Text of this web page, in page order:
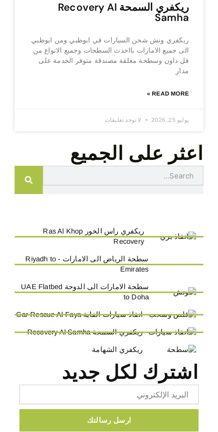
ريكفري السمحة Recovery Al
Samha
ريكفري ونش شحن السيارات في ابوظبي ومن ابوظبي
الى جميع الامارات بااحدث السطحات وجميع الانواع من
فل داون وسطحة مغلقة مصندقة متوفر الخدمة على
مدار
READ MORE »
يوليو 25, 2026 لا توجد تعليقات
اعثر على الجميع
ريكفري راس الخور Ras Al Khop
Recovery
سطحة الرياض الى الامارات - Riyadh to
Emirates
سطحة الامارات الى الدوحة UAE Flatbed
to Doha
انقاذ سيارات الفاية Car Rescue Al-Faya
ريكفري السمحة Recovery Al Samha
ريكفري الشهامة
اشترك لكل جديد
ارسل رسالتك